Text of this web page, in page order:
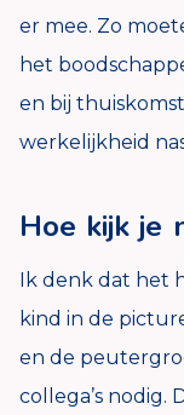
er mee. Zo
het
en bij
werkelijkheid
Hoe kijk je
Ik denk dat het
kind in de
en de
collega’s nodig.